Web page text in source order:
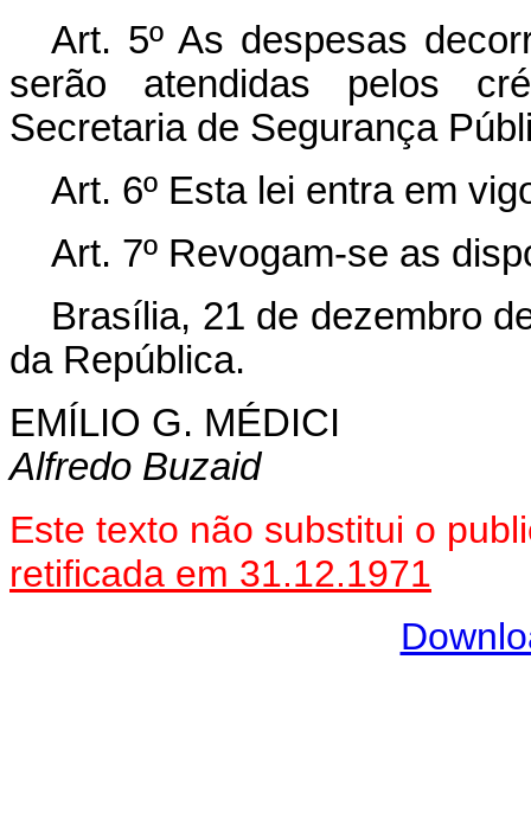
Art. 5º As despesas
serão atendidas pelos
Secretaria de Segurança
Art. 6º Esta lei entra em
Art. 7º Revogam-se as
Brasília, 21 de dezembro
da República.
EMÍLIO G. MÉDICI
Alfredo Buzaid
Este texto não substitui o
retificada em 31.12.1971